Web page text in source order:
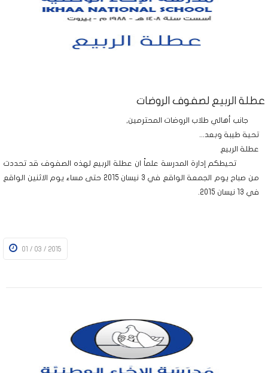
عطلة الربيع لصفوف الروضات
جانب أهالي طلاب الروضات المحترمين,
تحية طيبة وبعد...
عطلة الربيع
تحيطكم إدارة المدرسة علماً ان عطلة الربيع لهذه الصفوف قد تحددت
من صباح يوم الجمعة الواقع في 3 نيسان 2015 حتى مساء يوم الاثنين الواقع
في 13 نيسان 2015.
01 / 03 / 2015